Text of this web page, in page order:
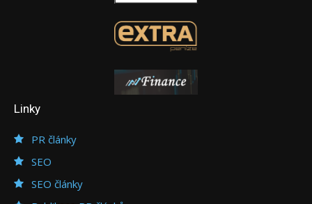
Linky
PR články
SEO
SEO články